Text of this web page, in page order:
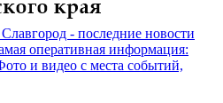
- последние новости
оперативная информация:
и видео с места событий,